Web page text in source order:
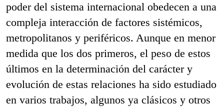
poder del sistema internacional obedecen a una
compleja interacción de factores sistémicos,
metropolitanos y periféricos. Aunque en menor
medida que los dos primeros, el peso de estos
últimos en la determinación del carácter y
evolución de estas relaciones ha sido estudiado
en varios trabajos, algunos ya clásicos y otros